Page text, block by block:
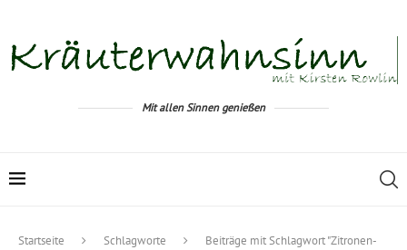
Mit allen Sinnen genießen
Startseite Schlagworte
Beiträge mit Schlagwort "Zitronen-